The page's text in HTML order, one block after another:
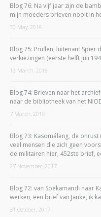
Blog 76: Na vijf jaar zijn de
mijn moeders brieven nooit in
30 May, 2018
Blog 75: Prullen, luitenant Spier
verkiezingen (eerste helft juli
13 March, 2018
Blog 74: Brieven naar het
naar de bibliotheek van het
7 March, 2018
Blog 73: Kasomálang, de
veel mensen die zich geen
de militairen hier, 452ste brief,
27 November, 2017
Blog 72: van Soekamandi naar
werken, een brief van Janke, ik
31 October, 2017